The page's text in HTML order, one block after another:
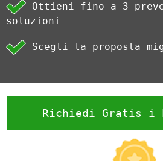
Ottieni fino a 3
soluzioni
Scegli la proposta
Richiedi Gratis i